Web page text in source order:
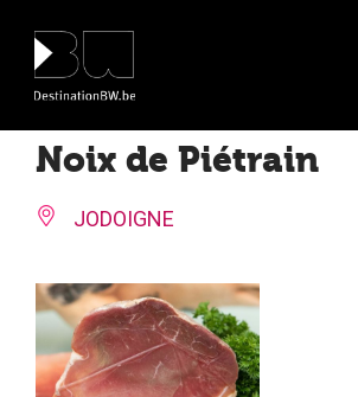
Noix de Piétrain
JODOIGNE